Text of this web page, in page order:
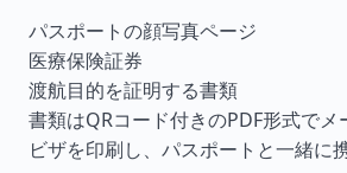
パスポートの顔写真ページ
医療保険証券
渡航目的を証明する書類
書類はQRコード付きのPDF形式でメ
ビザを印刷し、パスポートと一緒に